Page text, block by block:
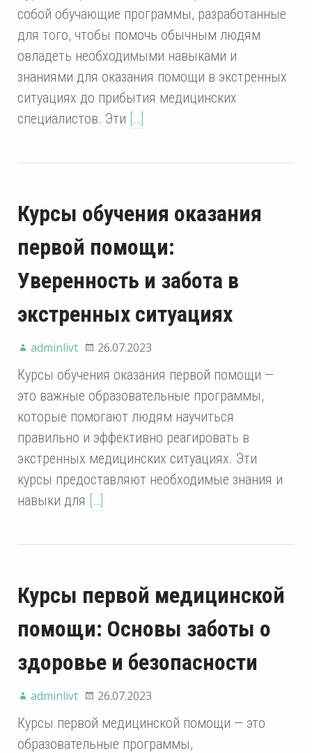
собой обучающие программы, разработанные
для того, чтобы помочь обычным людям
овладеть необходимыми навыками и
знаниями для оказания помощи в экстренных
ситуациях до прибытия медицинских
специалистов. Эти […]
Курсы обучения оказания
первой помощи:
Уверенность и забота в
экстренных ситуациях
adminlivt 26.07.2023
Курсы обучения оказания первой помощи —
это важные образовательные программы,
которые помогают людям научиться
правильно и эффективно реагировать в
экстренных медицинских ситуациях. Эти
курсы предоставляют необходимые знания и
навыки для […]
Курсы первой медицинской
помощи: Основы заботы о
здоровье и безопасности
adminlivt 26.07.2023
Курсы первой медицинской помощи — это
образовательные программы,